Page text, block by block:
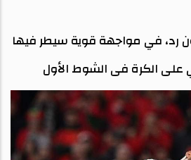
رد، في مواجهة قوية سيطر فيها
على الكرة فى الشوط الأول